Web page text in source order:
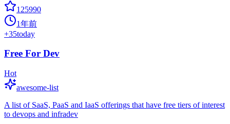
125990
1年前
+35today
Free For Dev
Hot
awesome-list
A list of SaaS, PaaS and IaaS offerings that have free tiers of interest
to devops and infradev